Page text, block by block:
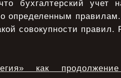
бухгалтерский учет
определенным
совокупности
как